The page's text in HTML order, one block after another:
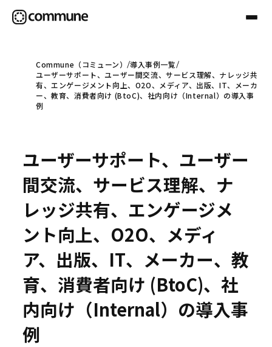
Communeについて
事例
セミナー
お役立ち情報
Commune（コミューン）
導入事例一覧
ユーザーサポート、ユーザー間交流、サービス理解、ナレッジ共
有、エンゲージメント向上、O2O、メディア、出版、IT、メーカ
ー、教育、消費者向け (BtoC)、社内向け（Internal）の導入事
例
ユーザーサポート、ユーザー
間交流、サービス理解、ナ
レッジ共有、エンゲージメ
ント向上、O2O、メディ
ア、出版、IT、メーカー、教
育、消費者向け (BtoC)、社
内向け（Internal）の導入事
例